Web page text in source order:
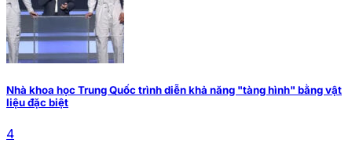
Nhà khoa học Trung Quốc trình diễn khả năng "tàng hình" bằng vật
liệu đặc biệt
4